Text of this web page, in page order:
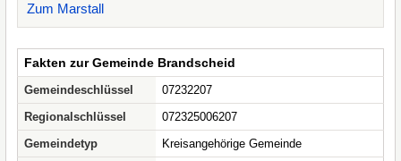
Zum Marstall
Fakten zur Gemeinde Brandscheid
Gemeindeschlüssel
07232207
Regionalschlüssel
072325006207
Gemeindetyp
Kreisangehörige Gemeinde